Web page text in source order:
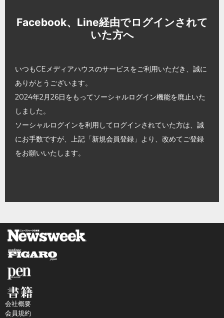
Facebook、Line経由でログインされて
いた方へ
いつもCEメディアハウスのサービスをご利用いただき、誠に
ありがとうございます。
2024年2月26日をもってソーシャルログイン機能を廃止いた
しました。
ソーシャルログインを利用してログインされていた方は、誠
にお手数ですが、上記「新規会員登録」より、改めてご登録
をお願いいたします。
会社概要
会員規約